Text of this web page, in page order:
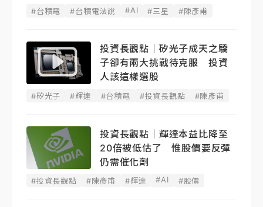
#台積電 #台積電法說 #AI #三星 #陳彥甫
投資長觀點｜矽光子成天之驕
子卻有兩大挑戰待克服 投資
人該這樣選股
#矽光子 #輝達 #台積電 #投資長觀點 #陳彥甫
投資長觀點｜輝達本益比降至
20倍被低估了 惟股價要反彈
仍需催化劑
#投資長觀點 #陳彥甫 #輝達 #AI #股價